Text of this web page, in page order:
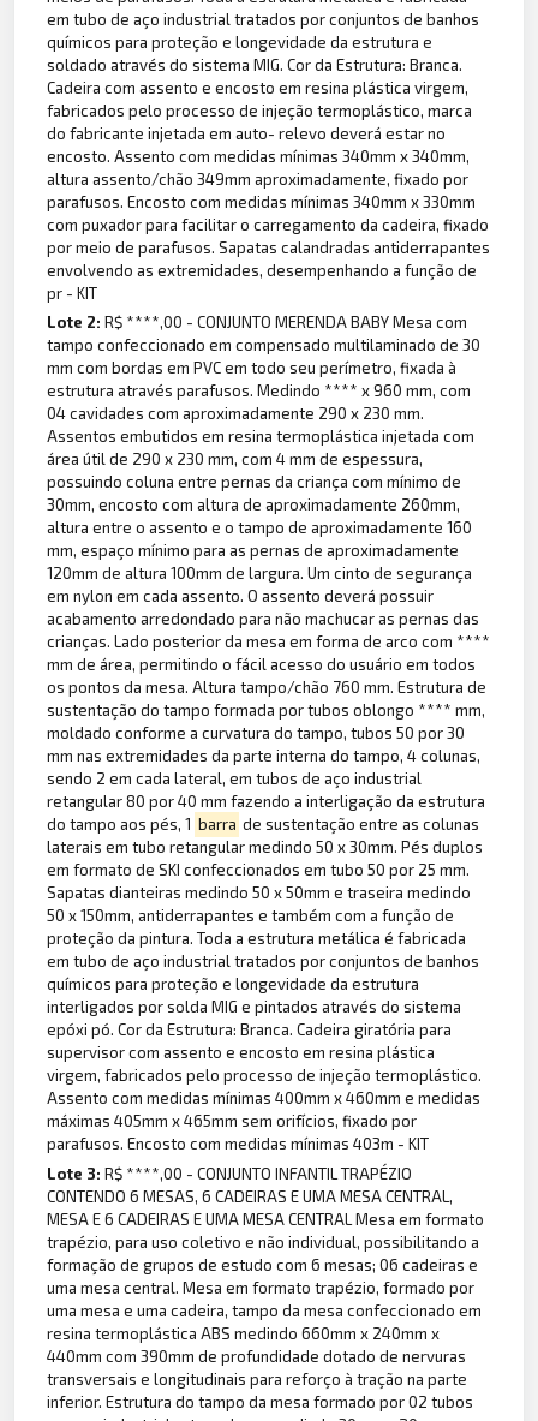
em tubo de aço industrial tratados por conjuntos de banhos
químicos para proteção e longevidade da estrutura e
soldado através do sistema MIG. Cor da Estrutura: Branca.
Cadeira com assento e encosto em resina plástica virgem,
fabricados pelo processo de injeção termoplástico, marca
do fabricante injetada em auto- relevo deverá estar no
encosto. Assento com medidas mínimas 340mm x 340mm,
altura assento/chão 349mm aproximadamente, fixado por
parafusos. Encosto com medidas mínimas 340mm x 330mm
com puxador para facilitar o carregamento da cadeira, fixado
por meio de parafusos. Sapatas calandradas antiderrapantes
envolvendo as extremidades, desempenhando a função de
pr - KIT
Lote 2:R$ ****,00 - CONJUNTO MERENDA BABY Mesa com
tampo confeccionado em compensado multilaminado de 30
mm com bordas em PVC em todo seu perímetro, fixada à
estrutura através parafusos. Medindo **** x 960 mm, com
04 cavidades com aproximadamente 290 x 230 mm.
Assentos embutidos em resina termoplástica injetada com
área útil de 290 x 230 mm, com 4 mm de espessura,
possuindo coluna entre pernas da criança com mínimo de
30mm, encosto com altura de aproximadamente 260mm,
altura entre o assento e o tampo de aproximadamente 160
mm, espaço mínimo para as pernas de aproximadamente
120mm de altura 100mm de largura. Um cinto de segurança
em nylon em cada assento. O assento deverá possuir
acabamento arredondado para não machucar as pernas das
crianças. Lado posterior da mesa em forma de arco com ****
mm de área, permitindo o fácil acesso do usuário em todos
os pontos da mesa. Altura tampo/chão 760 mm. Estrutura de
sustentação do tampo formada por tubos oblongo **** mm,
moldado conforme a curvatura do tampo, tubos 50 por 30
mm nas extremidades da parte interna do tampo, 4 colunas,
sendo 2 em cada lateral, em tubos de aço industrial
retangular 80 por 40 mm fazendo a interligação da estrutura
do tampo aos pés, 1 barra de sustentação entre as colunas
laterais em tubo retangular medindo 50 x 30mm. Pés duplos
em formato de SKI confeccionados em tubo 50 por 25 mm.
Sapatas dianteiras medindo 50 x 50mm e traseira medindo
50 x 150mm, antiderrapantes e também com a função de
proteção da pintura. Toda a estrutura metálica é fabricada
em tubo de aço industrial tratados por conjuntos de banhos
químicos para proteção e longevidade da estrutura
interligados por solda MIG e pintados através do sistema
epóxi pó. Cor da Estrutura: Branca. Cadeira giratória para
supervisor com assento e encosto em resina plástica
virgem, fabricados pelo processo de injeção termoplástico.
Assento com medidas mínimas 400mm x 460mm e medidas
máximas 405mm x 465mm sem orifícios, fixado por
parafusos. Encosto com medidas mínimas 403m - KIT
Lote 3:R$ ****,00 - CONJUNTO INFANTIL TRAPÉZIO
CONTENDO 6 MESAS, 6 CADEIRAS E UMA MESA CENTRAL,
MESA E 6 CADEIRAS E UMA MESA CENTRAL Mesa em formato
trapézio, para uso coletivo e não individual, possibilitando a
formação de grupos de estudo com 6 mesas; 06 cadeiras e
uma mesa central. Mesa em formato trapézio, formado por
uma mesa e uma cadeira, tampo da mesa confeccionado em
resina termoplástica ABS medindo 660mm x 240mm x
440mm com 390mm de profundidade dotado de nervuras
transversais e longitudinais para reforço à tração na parte
inferior. Estrutura do tampo da mesa formado por 02 tubos